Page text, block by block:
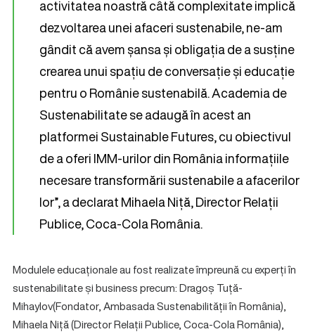
activitatea noastră câtă complexitate implică
dezvoltarea unei afaceri sustenabile, ne-am
gândit că avem șansa și obligația de a susține
crearea unui spațiu de conversație și educație
pentru o Românie sustenabilă. Academia de
Sustenabilitate se adaugă în acest an
platformei Sustainable Futures, cu obiectivul
de a oferi IMM-urilor din România informațiile
necesare transformării sustenabile a afacerilor
lor”, a declarat Mihaela Niță, Director Relații
Publice, Coca-Cola România.
Modulele educaționale au fost realizate împreună cu experți în
sustenabilitate și business precum: Dragoș Tuță-
Mihaylov(Fondator, Ambasada Sustenabilității în România),
Mihaela Niță (Director Relații Publice, Coca-Cola România),